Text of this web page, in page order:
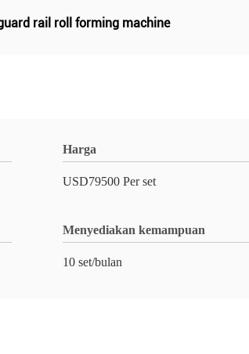
rail roll forming machine
Harga
USD79500 Per set
Menyediakan kemampuan
10 set/bulan